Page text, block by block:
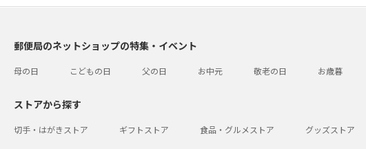
郵便局のネットショップの特集・イベント
母の日 こどもの日 父の日 お中元 敬老の日 お歳暮
ストアから探す
切手・はがきストア ギフトストア 食品・グルメストア グッズストア